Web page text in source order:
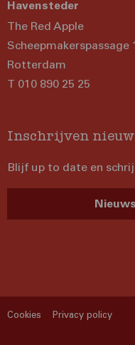
Havensteder
The Red Apple
Scheepmakerspassage
Rotterdam
T 010 890 25 25
Inschrijven
Blijf up to date en
Cookies Privacy policy